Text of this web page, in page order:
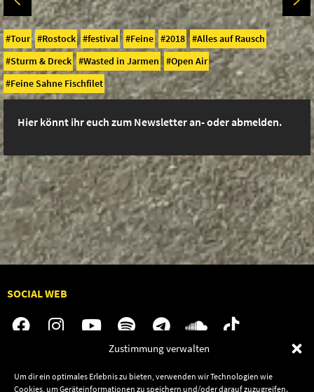
Zustimmung verwalten
Um dir ein optimales Erlebnis zu bieten, verwenden wir Technologien wie
Cookies, um Geräteinformationen zu speichern und/oder darauf zuzugreifen.
Tour Rostock festival Feine 2018
Alles auf Rausch
Sturm & Dreck
Wasted in Jarmen
Open Air
Feine Sahne Fischfilet
Hier könnt ihr euch zum Newsletter an- oder abmelden.
SOCIAL WEB
Audiolith
Contact Us